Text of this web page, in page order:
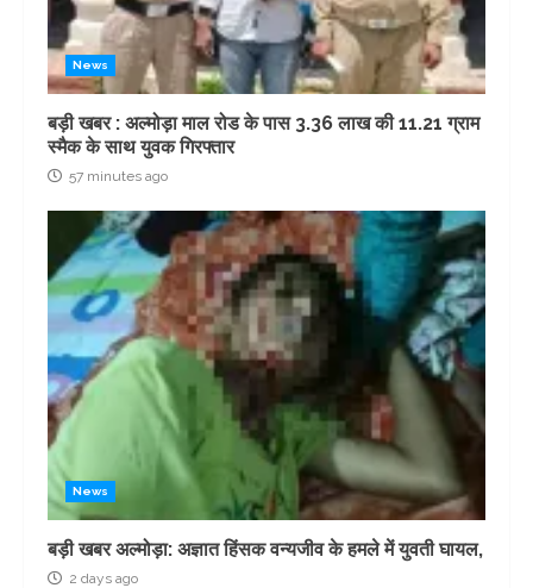
News
बड़ी खबर : अल्मोड़ा माल रोड के पास 3.36 लाख की 11.21 ग्राम
स्मैक के साथ युवक गिरफ्तार
57 minutes ago
News
बड़ी खबर अल्मोड़ा: अज्ञात हिंसक वन्यजीव के हमले में युवती घायल,
2 days ago